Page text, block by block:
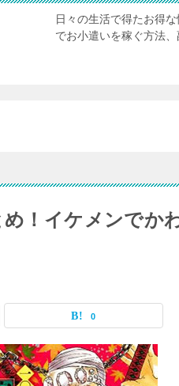
日々の生活で得たお得
でお小遣いを稼ぐ方法、
め！イケメンでか
0